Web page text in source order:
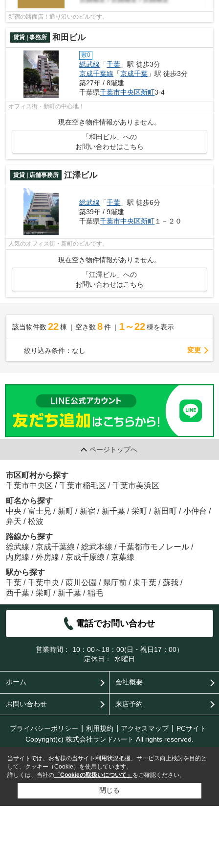
新宿の路面店！通り沿いのビルです。
賃貸 | 事務所 和田ビル
敷0
総武線 「千葉 」駅 徒歩3分
京成千葉線 「京成千葉 」駅 徒歩3分
築27年 / 8階建
千葉県千葉市中央区新町3-4
オフィス街・新町の中心地！
現在空き物件情報がありません。
「和田ビル」への
お問い合わせはこちら
賃貸 | 店舗事務所 江澤ビル
総武線 「千葉 」駅 徒歩6分
築39年 / 9階建
千葉県千葉市中央区新町 １－２０
人気のオフィス街・新町のビルです。
現在空き物件情報がありません。
「江澤ビル」への
お問い合わせはこちら
該当物件数 22棟 空き数 8 件 1～22 棟を表示
絞り込み条件： なし 変更
ページトップへ
市区町村から探す
千葉市中央区 / 千葉市稲毛区 / 千葉市美浜区
町名から探す
中央 / 富士見 / 新町 / 新宿 / 新千葉 / 栄町 / 新田町 / 小仲台 /
弁天 / 松波
路線から探す
総武線 / 京成千葉線 / 総武本線 / 千葉都市モノレール /
内房線 / 外房線 / 京成千原線 / 京葉線
駅から探す
千葉 / 千葉中央 / 葭川公園 / 県庁前 / 東千葉 / 蘇我 /
西千葉 / 栄町 / 新千葉 / 稲毛
電話でお問い合わせ
営業時間：
10：00～18：00(日・祝日17：00）
定休日：
水曜日
ホーム 会社概要
お問い合わせ 来店予約
プライバシーポリシー 利用規約 アクセスマップ
PCサイト
Copyright(c) 株式会社ランドハート All rights reserved.
当サイトでは、お客様の当サイト利用状況把握、サービス向上検討を目的と
して、クッキー（Cookie）を使用しています。
詳しくは、当社の 「Cookieの取扱いについて」 をご確認ください。
閉じる